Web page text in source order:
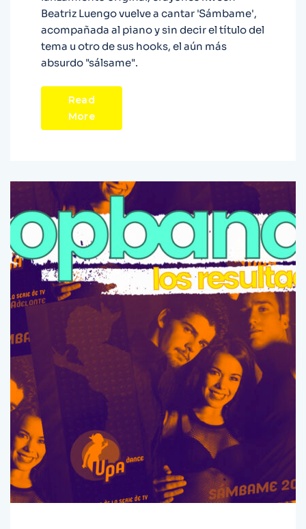
Beatriz Luengo vuelve a cantar 'Sámbame',
acompañada al piano y sin decir el título del
tema u otro de sus hooks, el aún más
absurdo "sálsame".
Read
More